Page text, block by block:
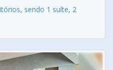
sendo 1 suíte, 2